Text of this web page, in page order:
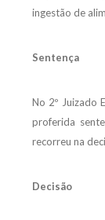
ingestão de
Sentença
No 2º Juizado
proferida
recorreu na
Decisão